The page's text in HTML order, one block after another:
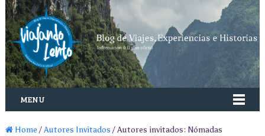
MENU
Home /Autores Invitados / Autores invitados: Nómadas